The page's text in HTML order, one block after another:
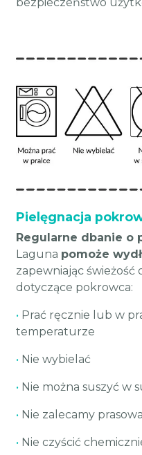
Pielęgnacja
Regularne dbanie o
Laguna pomoże
zapewniając świeżość
dotyczące pokrowca:
• Prać ręcznie lub w
temperaturze
• Nie wybielać
• Nie można suszyć w
• Nie zalecamy
• Nie czyścić